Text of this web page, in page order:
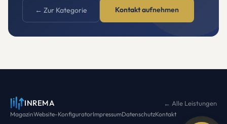
← Zur Kategorie
Kontakt aufnehmen
INREMA ← Alle Leistungen
MagazinWebsite-KonfiguratorImpressumDatenschutzKontakt